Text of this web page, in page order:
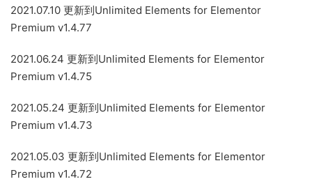
2021.07.10 更新到Unlimited Elements for Elementor
Premium v1.4.77
2021.06.24 更新到Unlimited Elements for Elementor
Premium v1.4.75
2021.05.24 更新到Unlimited Elements for Elementor
Premium v1.4.73
2021.05.03 更新到Unlimited Elements for Elementor
Premium v1.4.72